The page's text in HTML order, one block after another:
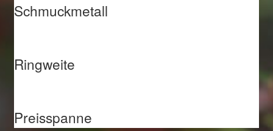
Schmuckmetall
Ringweite
Preisspanne